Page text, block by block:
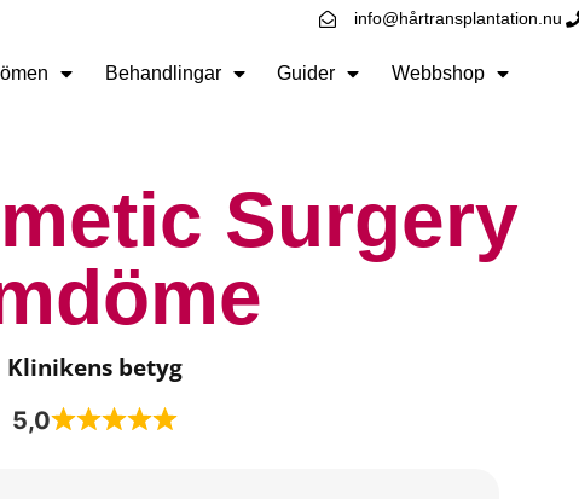
info@hårtransplantation.nu
Behandlingar Guider Webbshop
Surgery
Klinikens betyg
5,0